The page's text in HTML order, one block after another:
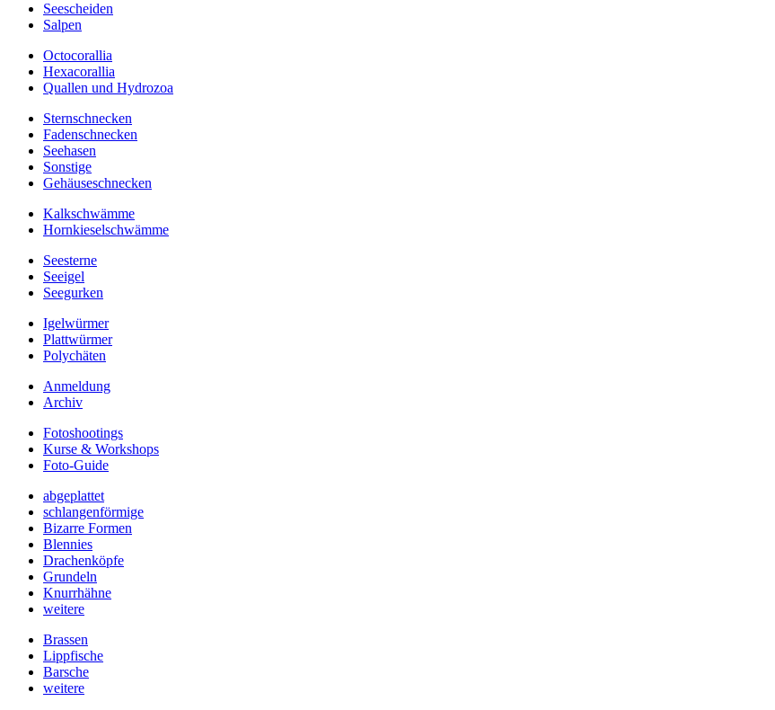
Seescheiden
Salpen
Octocorallia
Hexacorallia
Quallen und Hydrozoa
Sternschnecken
Fadenschnecken
Seehasen
Sonstige
Gehäuseschnecken
Kalkschwämme
Hornkieselschwämme
Seesterne
Seeigel
Seegurken
Igelwürmer
Plattwürmer
Polychäten
Anmeldung
Archiv
Fotoshootings
Kurse & Workshops
Foto-Guide
abgeplattet
schlangenförmige
Bizarre Formen
Blennies
Drachenköpfe
Grundeln
Knurrhähne
weitere
Brassen
Lippfische
Barsche
weitere